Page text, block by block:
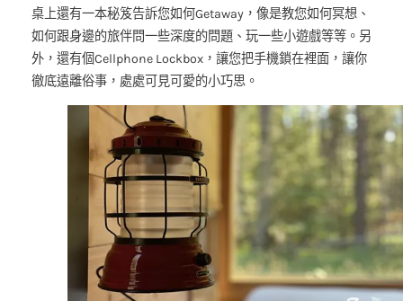
桌上還有一本秘笈告訴您如何Getaway，像是教您如何冥想、
如何跟身邊的旅伴問一些深度的問題、玩一些小遊戲等等。另
外，還有個Cellphone Lockbox，讓您把手機鎖在裡面，讓你
徹底遠離俗事，處處可見可愛的小巧思。